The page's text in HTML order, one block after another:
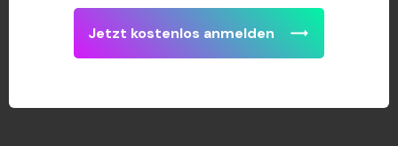
Jetzt kostenlos anmelden